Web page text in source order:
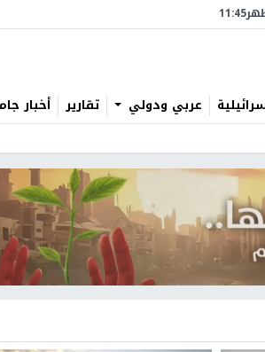
11:45
عربي ودولي تقارير أخبار